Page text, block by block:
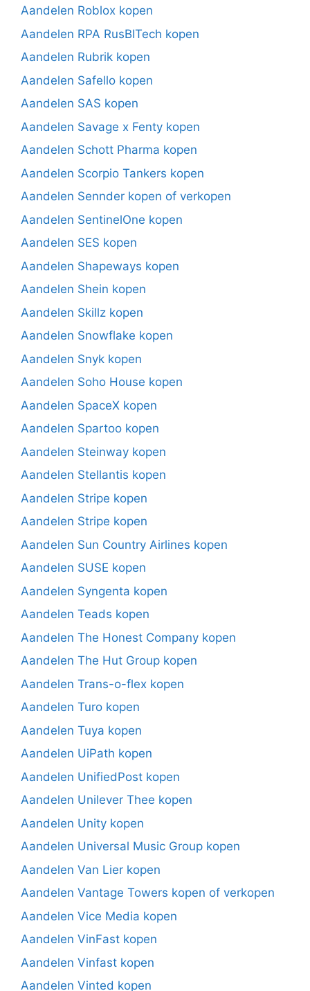
Aandelen Roblox kopen
Aandelen RPA RusBITech kopen
Aandelen Rubrik kopen
Aandelen Safello kopen
Aandelen SAS kopen
Aandelen Savage x Fenty kopen
Aandelen Schott Pharma kopen
Aandelen Scorpio Tankers kopen
Aandelen Sennder kopen of verkopen
Aandelen SentinelOne kopen
Aandelen SES kopen
Aandelen Shapeways kopen
Aandelen Shein kopen
Aandelen Skillz kopen
Aandelen Snowflake kopen
Aandelen Snyk kopen
Aandelen Soho House kopen
Aandelen SpaceX kopen
Aandelen Spartoo kopen
Aandelen Steinway kopen
Aandelen Stellantis kopen
Aandelen Stripe kopen
Aandelen Stripe kopen
Aandelen Sun Country Airlines kopen
Aandelen SUSE kopen
Aandelen Syngenta kopen
Aandelen Teads kopen
Aandelen The Honest Company kopen
Aandelen The Hut Group kopen
Aandelen Trans-o-flex kopen
Aandelen Turo kopen
Aandelen Tuya kopen
Aandelen UiPath kopen
Aandelen UnifiedPost kopen
Aandelen Unilever Thee kopen
Aandelen Unity kopen
Aandelen Universal Music Group kopen
Aandelen Van Lier kopen
Aandelen Vantage Towers kopen of verkopen
Aandelen Vice Media kopen
Aandelen VinFast kopen
Aandelen Vinfast kopen
Aandelen Vinted kopen